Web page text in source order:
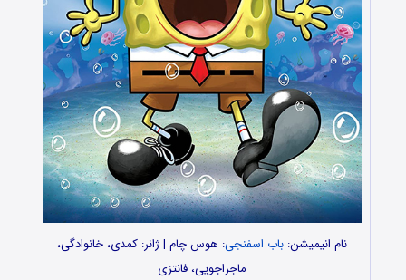
نام انیمیشن: باب اسفنجی: هوس چام | ژانر: کمدی، خانوادگی،
ماجراجویی، فانتزی